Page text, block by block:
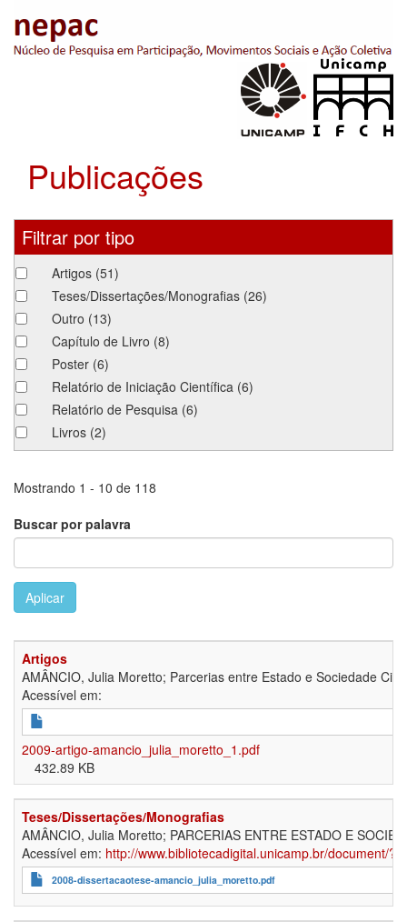
para
Publicações
Filtrar por tipo
Artigos (51)
Teses/Dissertações/Monografias (26)
Outro (13)
Capítulo de Livro (8)
Poster (6)
Relatório de Iniciação Científica (6)
Relatório de Pesquisa (6)
Livros (2)
Mostrando 1 - 10 de 118
Buscar por palavra
Aplicar
Artigos
AMÂNCIO, Julia Moretto; Parcerias entre Estado e Sociedade
Acessível em:
2009-artigo-amancio_julia_moretto_1.pdf
432.89 KB
Teses/Dissertações/Monografias
AMÂNCIO, Julia Moretto; PARCERIAS ENTRE ESTADO E
Acessível em: http://www.bibliotecadigital.unicamp.br/document/
2008-dissertacaotese-amancio_julia_moretto.pdf